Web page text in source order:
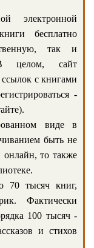
электронной
бесплатно
так и
В целом, сайт
ссылок с книгами
-
виде в
быть не
онлайн, то также
70 тысяч книг,
Фактически
100 тысяч -
и стихов